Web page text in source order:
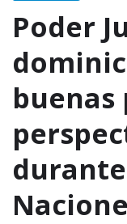
Poder
buenas